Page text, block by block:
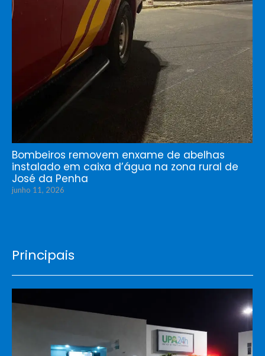
Bombeiros removem enxame de abelhas
instalado em caixa d’água na zona rural de
José da Penha
junho 11, 2026
Principais